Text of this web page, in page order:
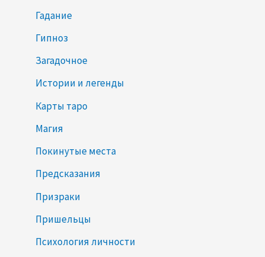
Гадание
Гипноз
Загадочное
Истории и легенды
Карты таро
Магия
Покинутые места
Предсказания
Призраки
Пришельцы
Психология личности